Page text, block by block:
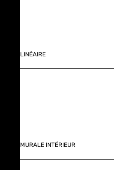
LINÉAIRE
MURALE INTÉRIEUR